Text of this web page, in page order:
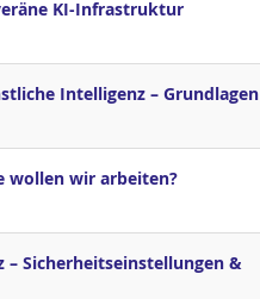
KI-Infrastruktur
Intelligenz – Grundlagen
wollen wir arbeiten?
– Sicherheits­einstellungen &